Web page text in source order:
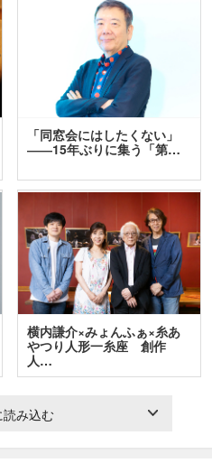
「同窓会にはしたくない」
――15年ぶりに集う「第…
横内謙介×みょんふぁ×糸あ
やつり人形一糸座 創作
人…
読み込む